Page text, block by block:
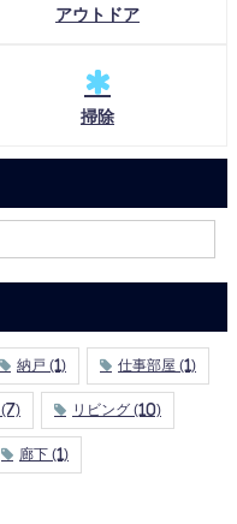
アウトドア
掃除
納戸 (1) 仕事部屋 (1)
(7) リビング (10)
廊下 (1)